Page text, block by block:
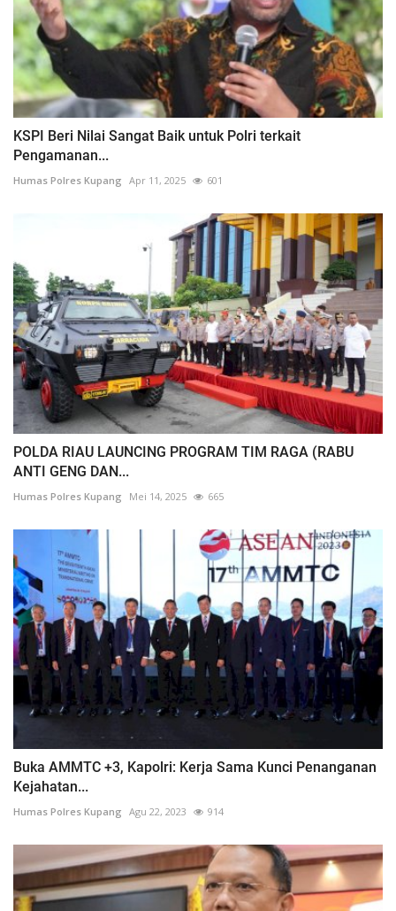
KSPI Beri Nilai Sangat Baik untuk Polri terkait
Pengamanan...
Humas Polres Kupang Apr 11, 2025 601
POLDA RIAU LAUNCING PROGRAM TIM RAGA (RABU
ANTI GENG DAN...
Humas Polres Kupang Mei 14, 2025 665
Buka AMMTC +3, Kapolri: Kerja Sama Kunci Penanganan
Kejahatan...
Humas Polres Kupang Agu 22, 2023 914